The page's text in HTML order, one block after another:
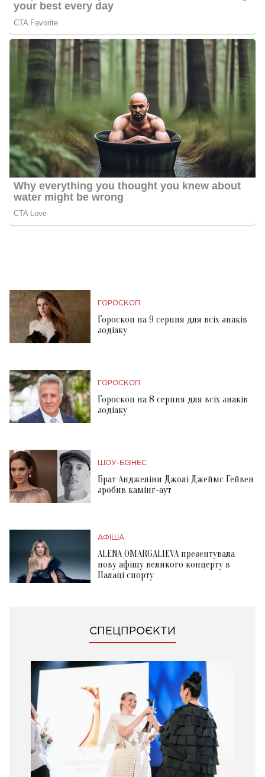
ГОРОСКОП
Гороскоп на 9 серпня для всіх знаків
зодіаку
ГОРОСКОП
Гороскоп на 8 серпня для всіх знаків
зодіаку
ШОУ-БІЗНЕС
Брат Анджеліни Джолі Джеймс Гейвен
зробив камінг-аут
АФІША
ALENA OMARGALIEVA презентувала
нову афішу великого концерту в
Палаці спорту
СПЕЦПРОЄКТИ